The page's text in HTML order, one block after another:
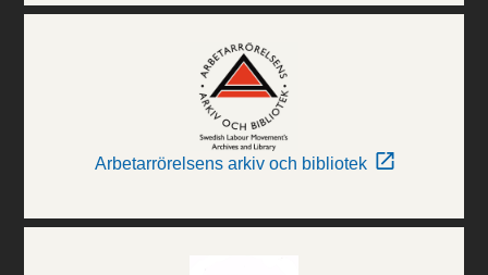
Arbetarrörelsens arkiv och bibliotek